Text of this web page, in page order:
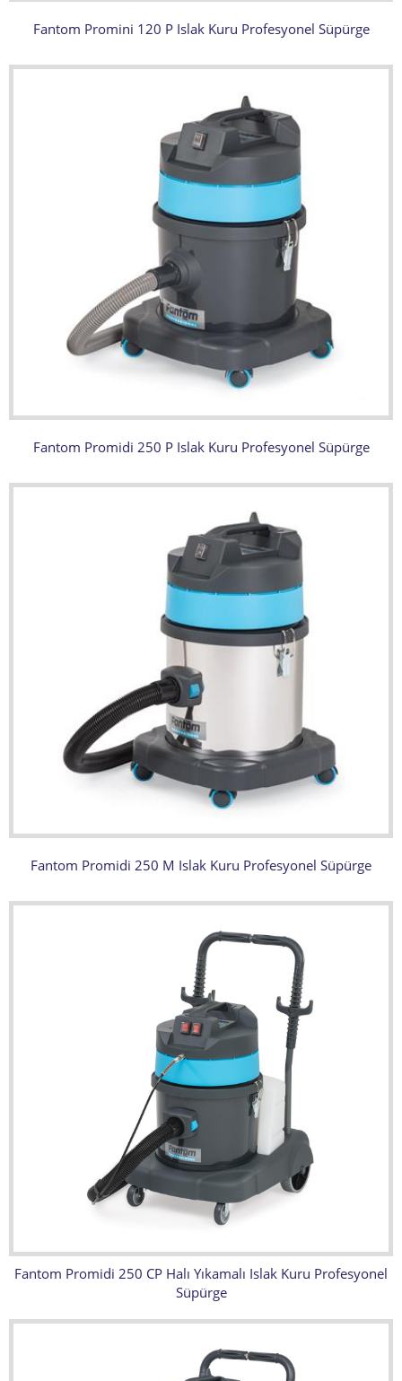
Fantom Promini 120 P Islak Kuru Profesyonel Süpürge
Fantom Promidi 250 P Islak Kuru Profesyonel Süpürge
Fantom Promidi 250 M Islak Kuru Profesyonel Süpürge
Fantom Promidi 250 CP Halı Yıkamalı Islak Kuru Profesyonel
Süpürge